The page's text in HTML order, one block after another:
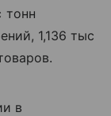
тонн
1,136 тыс
в